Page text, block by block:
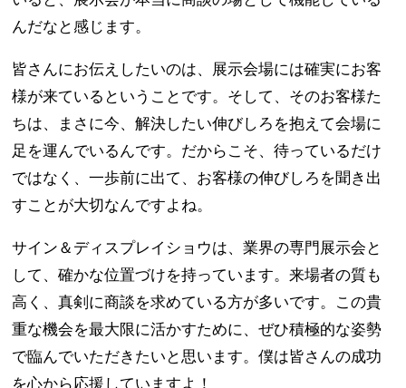
んだなと感じます。
皆さんにお伝えしたいのは、展示会場には確実にお客
様が来ているということです。そして、そのお客様た
ちは、まさに今、解決したい伸びしろを抱えて会場に
足を運んでいるんです。だからこそ、待っているだけ
ではなく、一歩前に出て、お客様の伸びしろを聞き出
すことが大切なんですよね。
サイン＆ディスプレイショウは、業界の専門展示会と
して、確かな位置づけを持っています。来場者の質も
高く、真剣に商談を求めている方が多いです。この貴
重な機会を最大限に活かすために、ぜひ積極的な姿勢
で臨んでいただきたいと思います。僕は皆さんの成功
を心から応援していますよ！